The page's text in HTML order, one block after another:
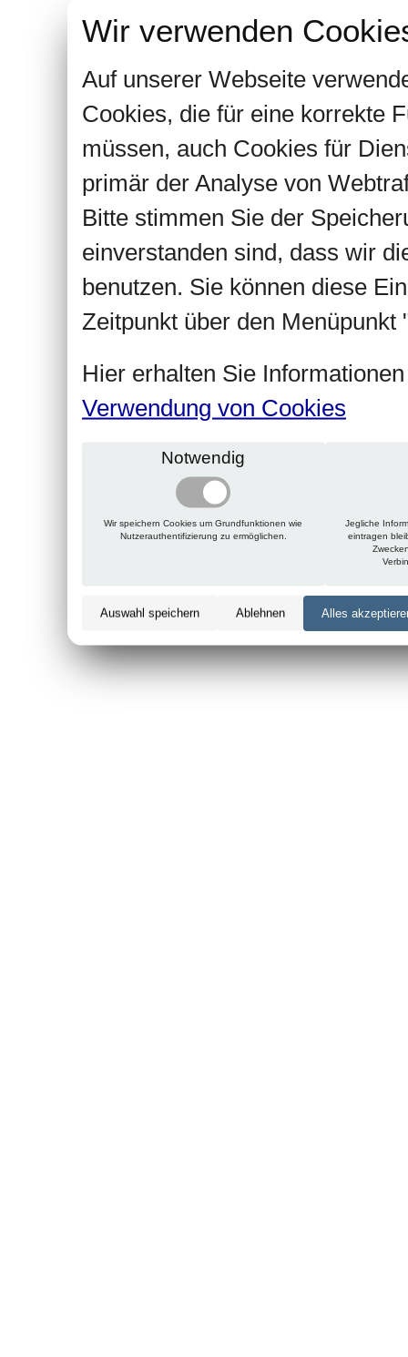
Wir verwenden
Auf unserer Webseite
Cookies, die für eine korrekte
müssen, auch Cookies für
primär der Analyse von
Bitte stimmen Sie der
einverstanden sind, dass wir
benutzen. Sie können diese
Zeitpunkt über den Menüpunkt
Hier erhalten Sie
Verwendung von Cookies
Notwendig
Wir speichern Cookies um Grundfunktionen wie
Nutzerauthentifizierung zu ermöglichen.
Jegliche
eintragen
Auswahl speichern Ablehnen Alles